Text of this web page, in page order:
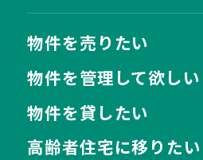
物件を売りたい
物件を管理して欲しい
物件を貸したい
高齢者住宅に移りたい